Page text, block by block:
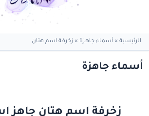
الرئيسية » أسماء جاهزة » زخرفة اسم هتان
أسماء جاهزة
زخرفة اسم هتان جاهز